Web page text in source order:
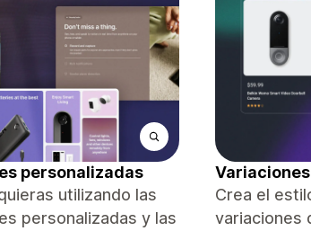
personalizadas
utilizando las
personalizadas y las
Crea el
variaciones